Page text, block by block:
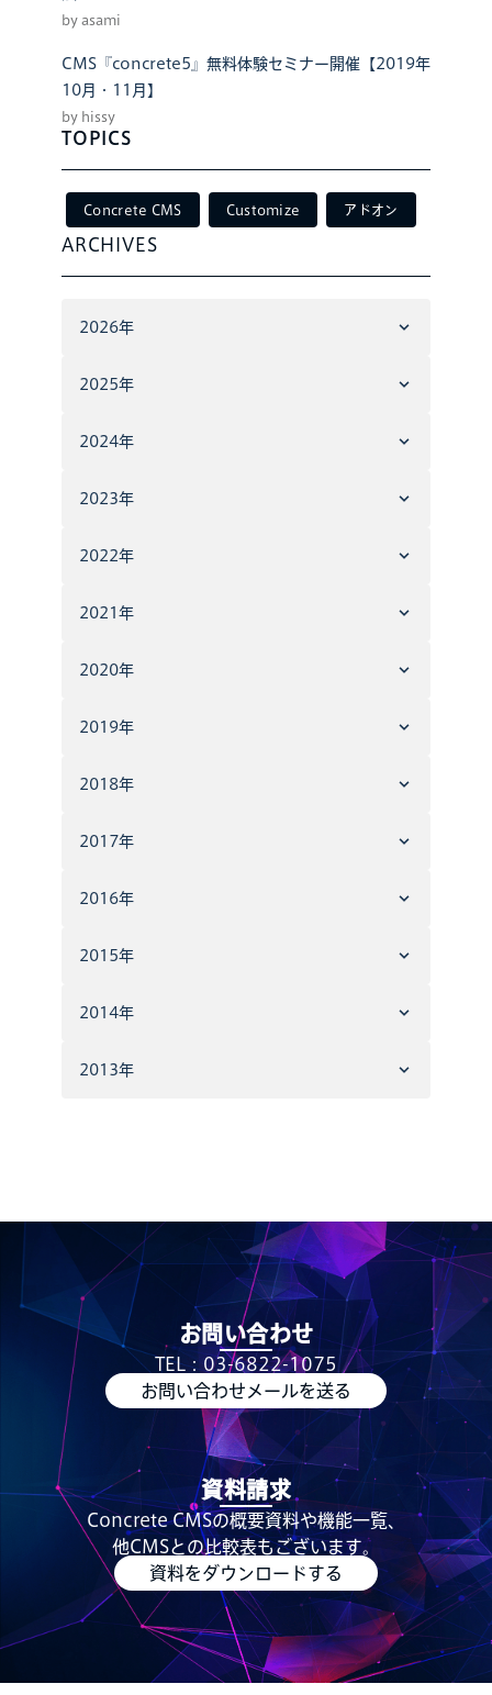
by asami
CMS『concrete5』無料体験セミナー開催【2019年
10月・11月】
by hissy
TOPICS
Concrete CMS Customize アドオン
ARCHIVES
2026年
2025年
2024年
2023年
2022年
2021年
2020年
2019年
2018年
2017年
2016年
2015年
2014年
2013年
お問い合わせ
TEL：03-6822-1075
お問い合わせメールを送る
資料請求
Concrete CMSの概要資料や機能一覧、
他CMSとの比較表もございます。
資料をダウンロードする